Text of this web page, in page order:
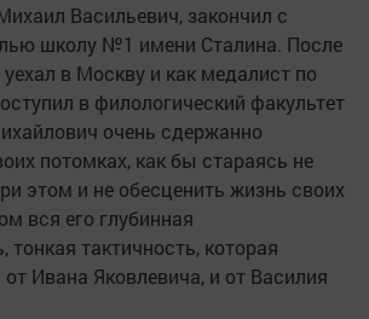
Васильевич, закончил с
школу №1 имени Сталина. После
уехал в Москву и как медалист по
в филологический факультет
очень сдержанно
потомках, как бы стараясь не
этом и не обесценить жизнь своих
вся его глубинная
тонкая тактичность, которая
Ивана Яковлевича, и от Василия